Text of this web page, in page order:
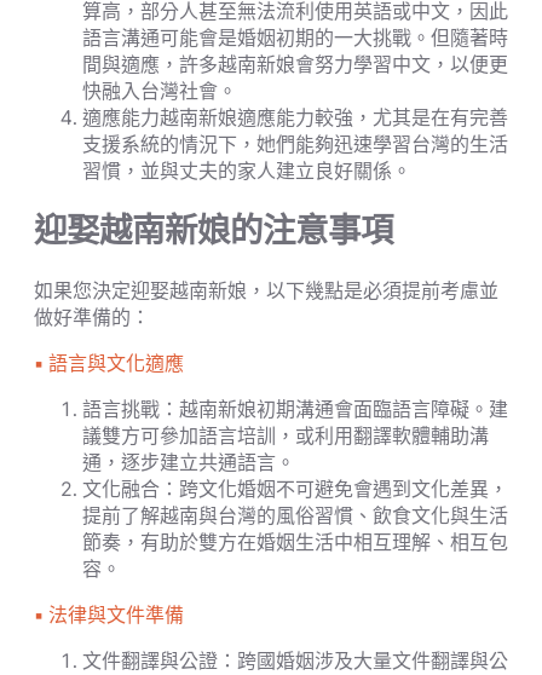
算高，部分人甚至無法流利使用英語或中文，因此
語言溝通可能會是婚姻初期的一大挑戰。但隨著時
間與適應，許多越南新娘會努力學習中文，以便更
快融入台灣社會。
適應能力越南新娘適應能力較強，尤其是在有完善
支援系統的情況下，她們能夠迅速學習台灣的生活
習慣，並與丈夫的家人建立良好關係。
迎娶越南新娘的注意事項
如果您決定迎娶越南新娘，以下幾點是必須提前考慮並
做好準備的：
▪︎ 語言與文化適應
語言挑戰：越南新娘初期溝通會面臨語言障礙。建
議雙方可參加語言培訓，或利用翻譯軟體輔助溝
通，逐步建立共通語言。
文化融合：跨文化婚姻不可避免會遇到文化差異，
提前了解越南與台灣的風俗習慣、飲食文化與生活
節奏，有助於雙方在婚姻生活中相互理解、相互包
容。
▪︎ 法律與文件準備
文件翻譯與公證：跨國婚姻涉及大量文件翻譯與公